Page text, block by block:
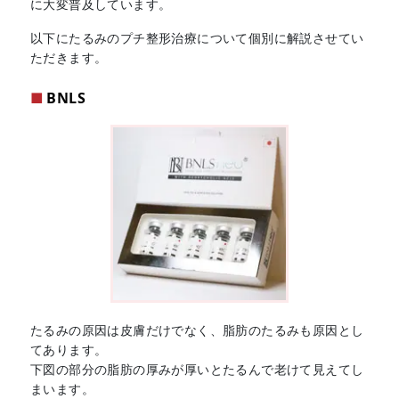
に大変普及しています。
以下にたるみのプチ整形治療について個別に解説させてい
ただきます。
BNLS
たるみの原因は皮膚だけでなく、脂肪のたるみも原因とし
てあります。
下図の部分の脂肪の厚みが厚いとたるんで老けて見えてし
まいます。